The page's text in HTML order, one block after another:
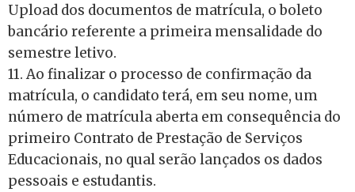
Upload dos documentos de matrícula, o boleto
bancário referente a primeira mensalidade do
semestre letivo.
11. Ao finalizar o processo de confirmação da
matrícula, o candidato terá, em seu nome, um
número de matrícula aberta em consequência do
primeiro Contrato de Prestação de Serviços
Educacionais, no qual serão lançados os dados
pessoais e estudantis.